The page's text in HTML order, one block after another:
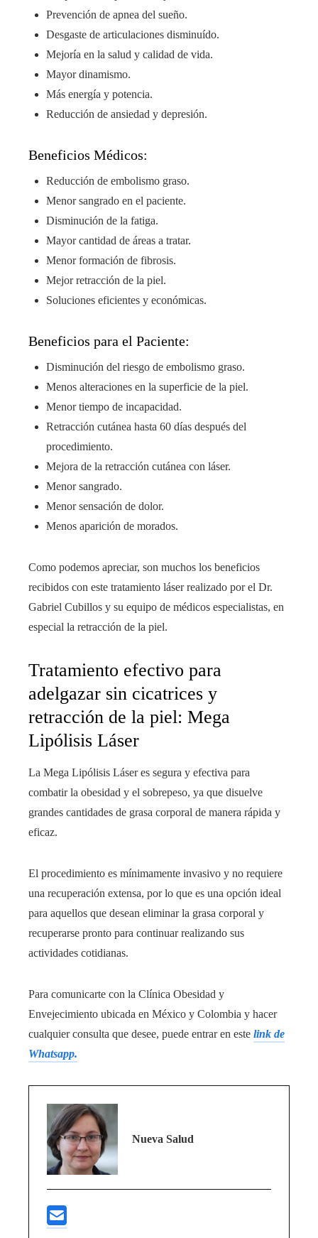
Prevención de apnea del sueño.
Desgaste de articulaciones disminuído.
Mejoría en la salud y calidad de vida.
Mayor dinamismo.
Más energía y potencia.
Reducción de ansiedad y depresión.
Beneficios Médicos:
Reducción de embolismo graso.
Menor sangrado en el paciente.
Disminución de la fatiga.
Mayor cantidad de áreas a tratar.
Menor formación de fibrosis.
Mejor retracción de la piel.
Soluciones eficientes y económicas.
Beneficios para el Paciente:
Disminución del riesgo de embolismo graso.
Menos alteraciones en la superficie de la piel.
Menor tiempo de incapacidad.
Retracción cutánea hasta 60 días después del
procedimiento.
Mejora de la retracción cutánea con láser.
Menor sangrado.
Menor sensación de dolor.
Menos aparición de morados.
Como podemos apreciar, son muchos los beneficios
recibidos con este tratamiento láser realizado por el Dr.
Gabriel Cubillos y su equipo de médicos especialistas, en
especial la retracción de la piel.
Tratamiento efectivo para
adelgazar sin cicatrices y
retracción de la piel: Mega
Lipólisis Láser
La Mega Lipólisis Láser es segura y efectiva para
combatir la obesidad y el sobrepeso, ya que disuelve
grandes cantidades de grasa corporal de manera rápida y
eficaz.
El procedimiento es mínimamente invasivo y no requiere
una recuperación extensa, por lo que es una opción ideal
para aquellos que desean eliminar la grasa corporal y
recuperarse pronto para continuar realizando sus
actividades cotidianas.
Para comunicarte con la Clínica Obesidad y
Envejecimiento ubicada en México y Colombia y hacer
cualquier consulta que desee, puede entrar en este link de
Whatsapp.
Nueva Salud